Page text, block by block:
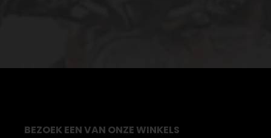
BEZOEK EEN VAN ONZE WINKELS